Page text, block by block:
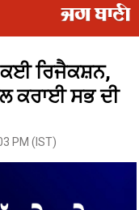
ਰਿਜੈਕਸ਼ਨ,
ਕਰਾਈ ਸਭ ਦੀ
PM (IST)